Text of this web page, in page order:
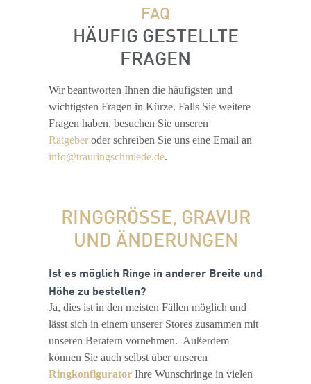
FAQ
HÄUFIG GESTELLTE
FRAGEN
Wir beantworten Ihnen die häufigsten und
wichtigsten Fragen in Kürze. Falls Sie weitere
Fragen haben, besuchen Sie unseren
Ratgeber oder schreiben Sie uns eine Email an
info@trauringschmiede.de.
RINGGRÖSSE, GRAVUR U
ND ÄNDERUNGEN
Ist es möglich Ringe in anderer Breite und
Höhe zu bestellen?
Ja, dies ist in den meisten Fällen möglich und
lässt sich in einem unserer Stores zusammen mit
unseren Beratern vornehmen. Außerdem
können Sie auch selbst über unseren
Ringkonfigurator Ihre Wunschringe in vielen